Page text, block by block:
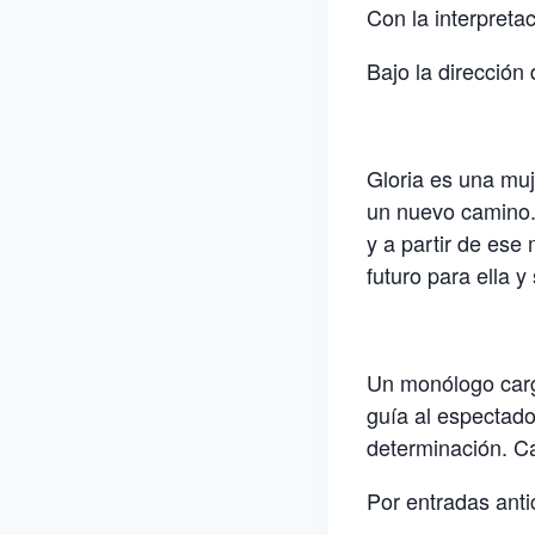
Con la
Bajo la dirección
Gloria es una
un nuevo
y a partir de ese
futuro para ella y
Un monólogo
guía al
determinación.
Por entradas